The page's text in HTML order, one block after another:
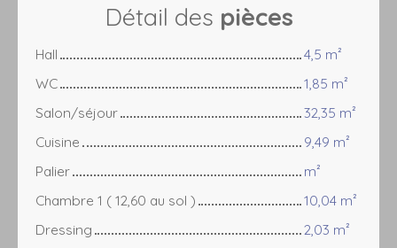
Détail des pièces
Hall
4,5 m²
WC
1,85 m²
Salon/séjour
32,35 m²
Cuisine
9,49 m²
Palier
m²
Chambre 1 ( 12,60 au sol )
10,04 m²
Dressing
2,03 m²